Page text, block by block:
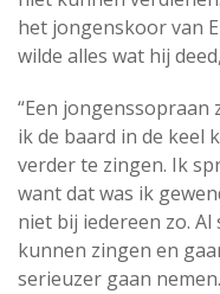
het jongenskoor van
wilde alles wat hij
“Een
ik de baard in de keel
verder te zingen. Ik
want dat was ik
niet bij iedereen zo.
kunnen zingen en
serieuzer gaan